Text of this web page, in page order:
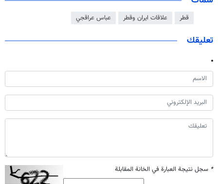
قطر علاقات ايران وقطر عباس عراقجي
تعليقك
* سجل نتيجة العبارة في الخانة المقابلة